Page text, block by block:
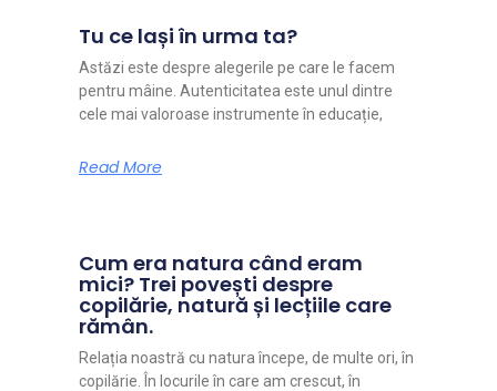
Tu ce lași în urma ta?
Astăzi este despre alegerile pe care le facem
pentru mâine. Autenticitatea este unul dintre
cele mai valoroase instrumente în educație,
Read More
Cum era natura când eram
mici? Trei povești despre
copilărie, natură și lecțiile care
rămân.
Relația noastră cu natura începe, de multe ori, în
copilărie. În locurile în care am crescut, în